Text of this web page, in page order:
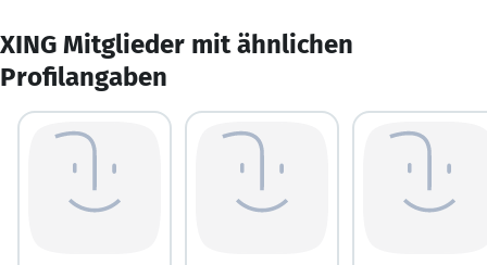
XING Mitglieder mit ähnlichen
Profilangaben